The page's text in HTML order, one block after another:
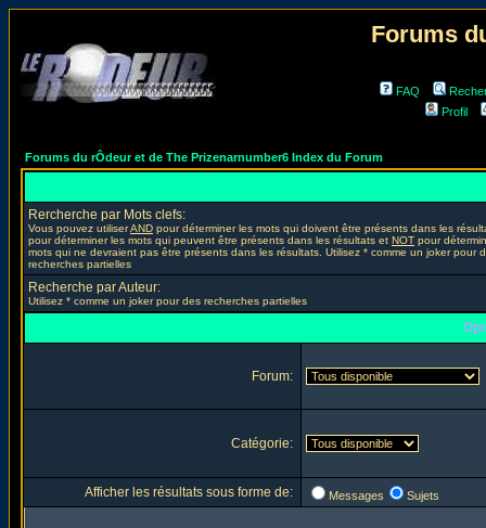
Forums
FAQ
Profil
Forums du rÔdeur et de The Prizenarnumber6 Index du Forum
Rercherche par Mots clefs:
Vous pouvez utiliserAND pour déterminer les mots qui doivent être présents dans les
pour déterminer les mots qui peuvent être présents dans les résultats et NOT pour
mots qui ne devraient pas être présents dans les résultats. Utilisez * comme un joker pour
recherches partielles
Recherche par Auteur:
Utilisez * comme un joker pour des recherches partielles
Forum:
Catégorie:
Afficher les résultats sous forme de: Messages Sujets